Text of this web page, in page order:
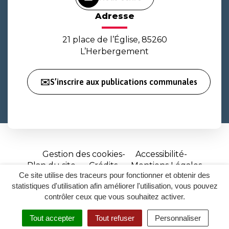
Ce site utilise des traceurs pour fonctionner et obtenir des
statistiques d'utilisation afin améliorer l'utilisation, vous pouvez
contrôler ceux que vous souhaitez activer.
Tout accepter Tout refuser Personnaliser
RECHERCHER
ACCESSIBILITÉ
Adresse
21 place de l’Église, 85260
L’Herbergement
✉️S’inscrire aux publications communales
Gestion des cookies
Accessibilité
Plan du site
Crédits
Mentions Légales
Site
réalisé
par
Inovagora